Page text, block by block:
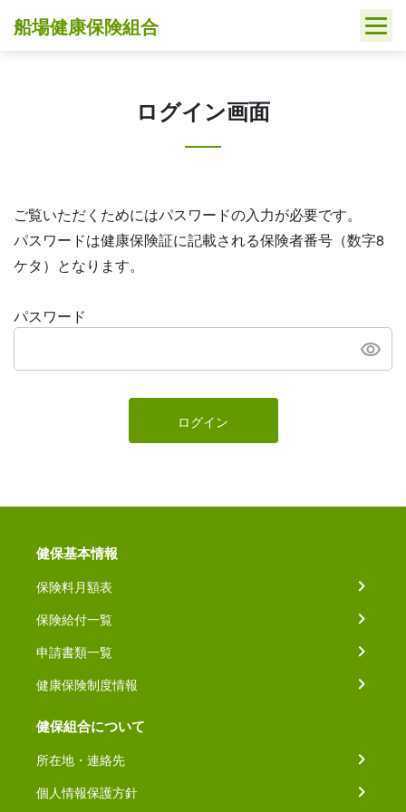
船場健康保険組合
ログイン画面
ご覧いただくためにはパスワードの入力が必要です。
パスワードは健康保険証に記載される保険者番号（数字8
ケタ）となります。
パスワード
ログイン
健保基本情報
保険料月額表
保険給付一覧
申請書類一覧
健康保険制度情報
健保組合について
所在地・連絡先
個人情報保護方針